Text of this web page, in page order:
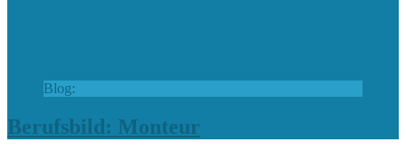
Blog:
Berufsbild: Monteur